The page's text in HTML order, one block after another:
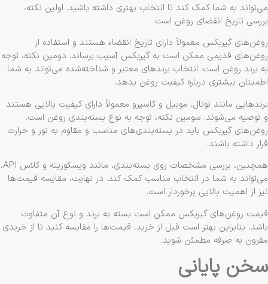
به شما کمک کند تا انتخاب بهتری داشته باشید. اولین نکته،
تاریخ انقضای روغن است.
گیربکس معمولاً دارای تاریخ انقضاء هستند و استفاده از
قدیمی ممکن است به گیربکس آسیب برساند. دومین نکته، توجه
برند روغن است. انتخاب برندهای معتبر و شناخته‌شده می‌تواند به شما
بیشتری درباره کیفیت روغن بدهد.
مانند توتال، موبیل و کاسپرو معمولاً دارای کیفیت بالایی هستند
می‌شوند. سومین نکته، توجه به نوع بسته‌بندی روغن است.
گیربکس باید در بسته‌بندی‌های مناسب و مقاوم به نور و حرارت
داشته باشند.
همچنین، بررسی مشخصات روی بسته‌بندی، مانند ویسکوزیته و کلاس API،
به شما در انتخاب مناسب کمک کند. در نهایت، مقایسه قیمت‌ها
از اهمیت بالایی برخوردار است.
روغن‌های گیربکس ممکن است بسته به برند و نوع آن متفاوت
بنابراین بهتر است قبل از خرید، قیمت‌ها را مقایسه کنید تا از خریدی
به صرفه مطمئن شوید.
پایانی